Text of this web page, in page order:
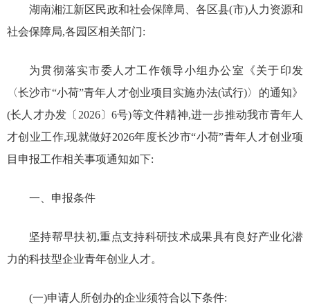
湖南湘江新区民政和社会保障局、各区县(市)人力资源和
社会保障局,各园区相关部门:
为贯彻落实市委人才工作领导小组办公室《关于印发
〈长沙市“小荷”青年人才创业项目实施办法(试行)〉的通知》
(长人才办发〔2026〕6号)等文件精神,进一步推动我市青年人
才创业工作,现就做好2026年度长沙市“小荷”青年人才创业项
目申报工作相关事项通知如下:
一、申报条件
坚持帮早扶初,重点支持科研技术成果具有良好产业化潜
力的科技型企业青年创业人才。
(一)申请人所创办的企业须符合以下条件: